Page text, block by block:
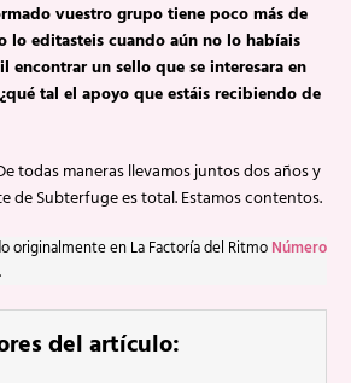
vuestro grupo tiene poco más de
lo editasteis cuando aún no lo habíais
un sello que se interesara en
tal el apoyo que estáis recibiendo de
todas maneras llevamos juntos dos años y
de Subterfuge es total. Estamos contentos.
originalmente en La Factoría del Ritmo Número
del artículo: